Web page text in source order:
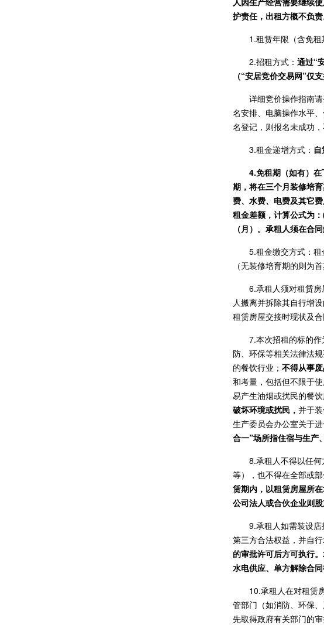
护责任，出
1.租赁年限（含免
2.招租方式：通过“
（“安居竞价交易网”仅
详细竞价操作指南
名安排、电脑操作水平
名登记，则报名未成功
3.租金递增方式：
4.免租期（如有）
期，将在三个月装修培
费、水费、电费及其它
租金差额，计算公式为
（月）。承租人须在合
5.租金缴交方式：
（无装修培育期的则为
6.承租人须对租赁
人搬离并拆除其自行增
租赁房屋交接时现状及
7.本次招租的标的
防、环保等相关法律法
的餐饮行业；不得从事
和考量，包括但不限于
易产生油烟或扰民的餐
破坏环境或扰民，并于
生产委员会办公室关于
合一”场所指住宿与生产
8.承租人不得以任
等），也不得在全部或
赁期内，以租赁房屋所
公司法人或合伙企业则
9.承租人如需装设
第三方合法权益，并自
的审批许可后方可执行
水电供应、单方解除合同
10.承租人在对租赁
管部门（如消防、环保
先取得政府有关部门的